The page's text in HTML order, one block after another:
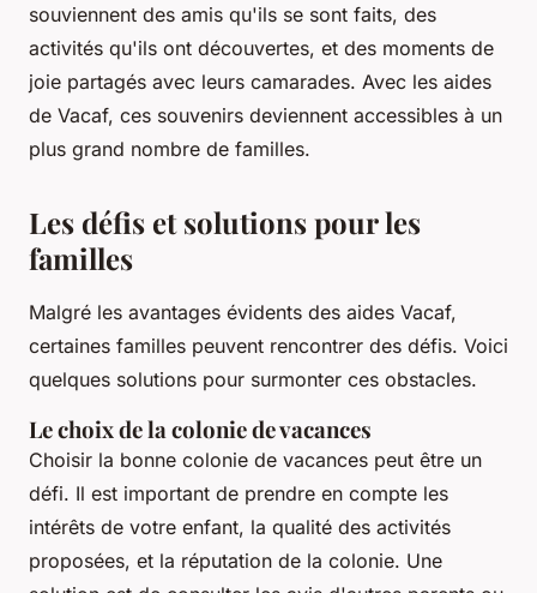
souviennent des amis qu'ils se sont faits, des
activités qu'ils ont découvertes, et des moments de
joie partagés avec leurs camarades. Avec les aides
de Vacaf, ces souvenirs deviennent accessibles à un
plus grand nombre de familles.
Les défis et solutions pour les
familles
Malgré les avantages évidents des aides Vacaf,
certaines familles peuvent rencontrer des défis. Voici
quelques solutions pour surmonter ces obstacles.
Le choix de la colonie de vacances
Choisir la bonne colonie de vacances peut être un
défi. Il est important de prendre en compte les
intérêts de votre enfant, la qualité des activités
proposées, et la réputation de la colonie. Une